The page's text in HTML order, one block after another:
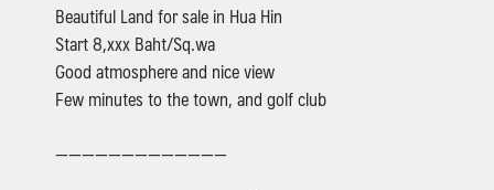
Beautiful Land for sale in Hua Hin
Start 8,xxx Baht/Sq.wa
Good atmosphere and nice view
Few minutes to the town, and golf club
—————————————